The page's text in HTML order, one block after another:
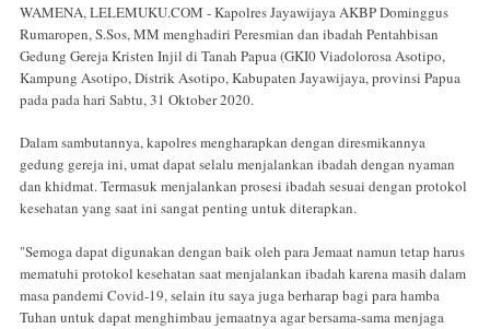
WAMENA, LELEMUKU.COM - Kapolres Jayawijaya AKBP Dominggus
Rumaropen, S.Sos, MM menghadiri Peresmian dan ibadah Pentahbisan
Gedung Gereja Kristen Injil di Tanah Papua (GKI0 Viadolorosa Asotipo,
Kampung Asotipo, Distrik Asotipo, Kabupaten Jayawijaya, provinsi Papua
pada pada hari Sabtu, 31 Oktober 2020.
Dalam sambutannya, kapolres mengharapkan dengan diresmikannya
gedung gereja ini, umat dapat selalu menjalankan ibadah dengan nyaman
dan khidmat. Termasuk menjalankan prosesi ibadah sesuai dengan protokol
kesehatan yang saat ini sangat penting untuk diterapkan.
"Semoga dapat digunakan dengan baik oleh para Jemaat namun tetap harus
mematuhi protokol kesehatan saat menjalankan ibadah karena masih dalam
masa pandemi Covid-19, selain itu saya juga berharap bagi para hamba
Tuhan untuk dapat menghimbau jemaatnya agar bersama-sama menjaga